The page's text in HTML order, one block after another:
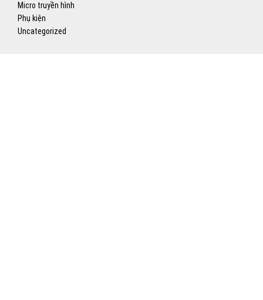
Micro truyền hình
Phụ kiện
Uncategorized